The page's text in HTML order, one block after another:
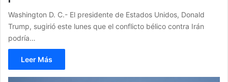
Washington D. C.- El presidente de Estados Unidos, Donald
Trump, sugirió este lunes que el conflicto bélico contra Irán
podría…
Leer Más